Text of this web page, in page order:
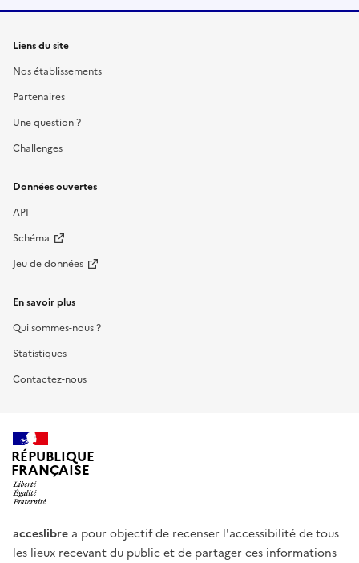
Liens du site
Nos établissements
Partenaires
Une question ?
Challenges
Données ouvertes
API
Schéma
Jeu de données
En savoir plus
Qui sommes-nous ?
Statistiques
Contactez-nous
RÉPUBLIQUE
FRANÇAISE
acceslibre a pour objectif de recenser l'accessibilité de tous
les lieux recevant du public et de partager ces informations